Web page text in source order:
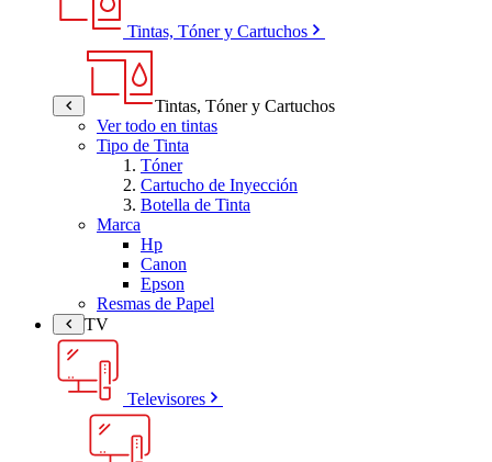
Tintas, Tóner y Cartuchos
Tintas, Tóner y Cartuchos
Ver todo en tintas
Tipo de Tinta
Tóner
Cartucho de Inyección
Botella de Tinta
Marca
Hp
Canon
Epson
Resmas de Papel
TV
Televisores